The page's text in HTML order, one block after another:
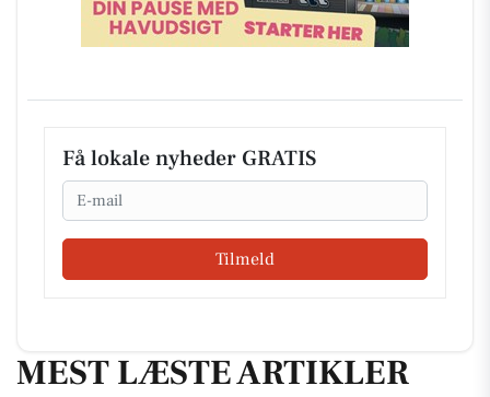
Få lokale nyheder GRATIS
Email
Tilmeld
MEST LÆSTE ARTIKLER